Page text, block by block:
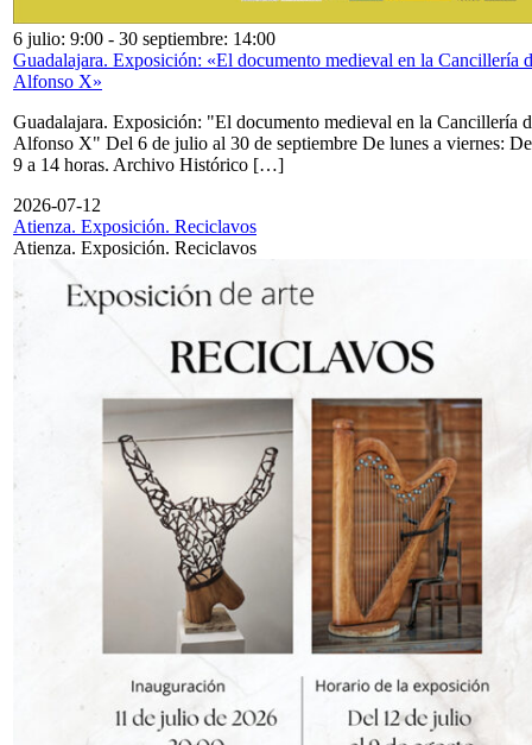
6 julio: 9:00 - 30 septiembre: 14:00
Guadalajara. Exposición: «El documento medieval en la Cancillería
Alfonso X»
Guadalajara. Exposición: "El documento medieval en la Cancillería
Alfonso X" Del 6 de julio al 30 de septiembre De lunes a viernes: De
9 a 14 horas. Archivo Histórico […]
2026-07-12
Atienza. Exposición. Reciclavos
Atienza. Exposición. Reciclavos